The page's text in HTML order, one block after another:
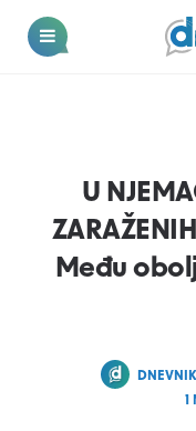
Dnevnik.in
U
Među
POSTED
1